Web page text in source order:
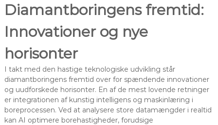
Diamantboringens fremtid:
Innovationer og nye
horisonter
I takt med den hastige teknologiske udvikling står
diamantboringens fremtid over for spændende innovationer
og uudforskede horisonter. En af de mest lovende retninger
er integrationen af kunstig intelligens og maskinlæring i
boreprocessen. Ved at analysere store datamængder i realtid
kan AI optimere borehastigheder, forudsige